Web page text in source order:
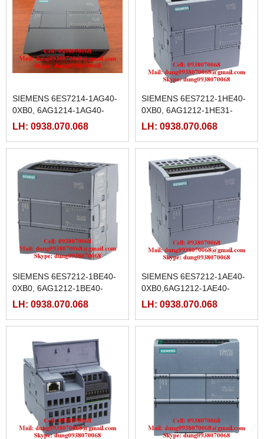
SIEMENS 6ES7214-1AG40-
0XB0, 6AG1214-1AG40-
4XB0, 6AG1214-1AG40-
LH: 0938.070.068
SIEMENS 6ES7212-1HE40-
0XB0, 6AG1212-1HE31-
2XB0,6AG1212-1HE40-
LH: 0938.070.068
SIEMENS 6ES7212-1BE40-
0XB0, 6AG1212-1BE40-
2XB0,6AG1212-1BE40-
LH: 0938.070.068
SIEMENS 6ES7212-1AE40-
0XB0,6AG1212-1AE40-
2XB0,6AG2212-1AE40-
LH: 0938.070.068